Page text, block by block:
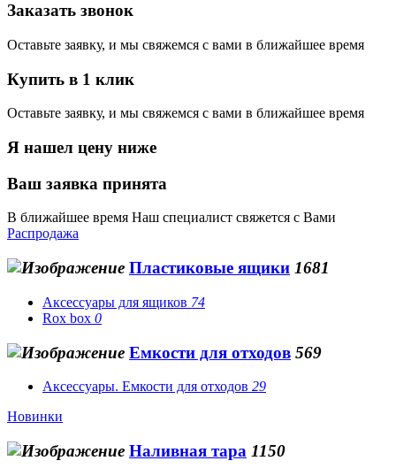
Заказать звонок
Оставьте заявку, и мы свяжемся с вами в ближайшее время
Купить в 1 клик
Оставьте заявку, и мы свяжемся с вами в ближайшее время
Я нашел цену ниже
Ваш заявка принята
В ближайшее время Наш специалист свяжется с Вами
Распродажа
Пластиковые ящики 1681
Аксессуары для ящиков 74
Rox box 0
Емкости для отходов 569
Аксессуары. Емкости для отходов 29
Новинки
Наливная тара 1150